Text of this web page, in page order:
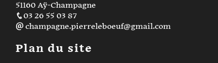
51160 Aÿ-Champagne
03 26 55 03 87
champagne.pierreleboeuf@gmail.com
Plan du site